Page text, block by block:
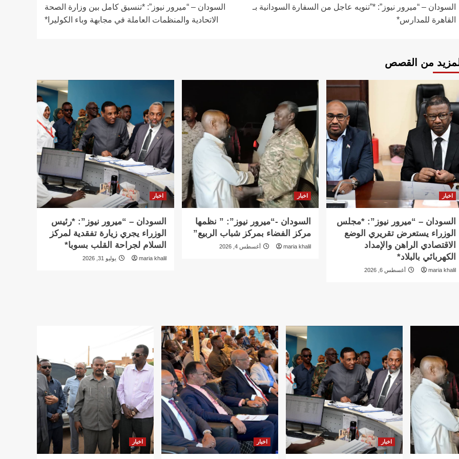
المقالات
السودان – “ميرور نيوز”: *”تنويه عاجل من السفارة السودانية بـ
القاهرة للمدارس*
السودان – “ميرور نيوز”: *تنسيق كامل بين وزارة الصحة
الاتحادية والمنظمات العاملة في مجابهة وباء الكوليرا*
من القصص
اخبار
السودان – “ميرور نيوز”: *مجلس
الوزراء يستعرض تقريري الوضع
الاقتصادي الراهن والإمداد
الكهربائي بالبلاد*
maria khalil أغسطس 6, 2026
اخبار
السودان -“ميرور نيوز”: ” نظمها
مركز الفضاء بمركز شباب الربيع”
maria khalil أغسطس 4, 2026
اخبار
السودان – “ميرور نيوز”: *رئيس
الوزراء يجري زيارة تفقدية لمركز
السلام لجراحة القلب بسوبا*
maria khalil يوليو 31, 2026
اخبار اخبار اخبار